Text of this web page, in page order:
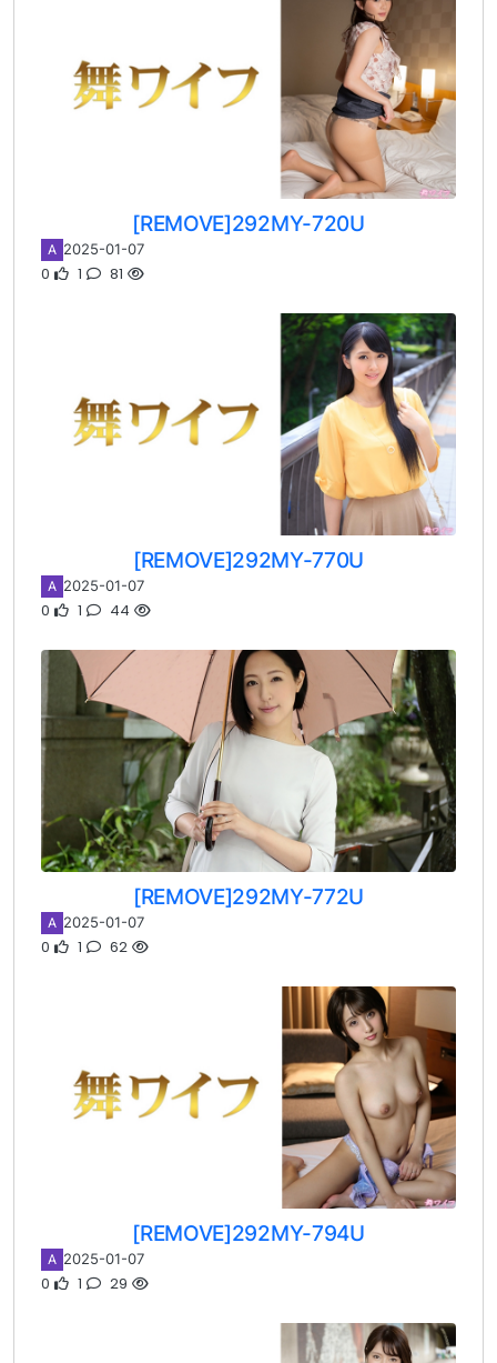
[REMOVE]292MY-720U
A 2025-01-07
0 1 81
[REMOVE]292MY-770U
A 2025-01-07
0 1 44
[REMOVE]292MY-772U
A 2025-01-07
0 1 62
[REMOVE]292MY-794U
A 2025-01-07
0 1 29